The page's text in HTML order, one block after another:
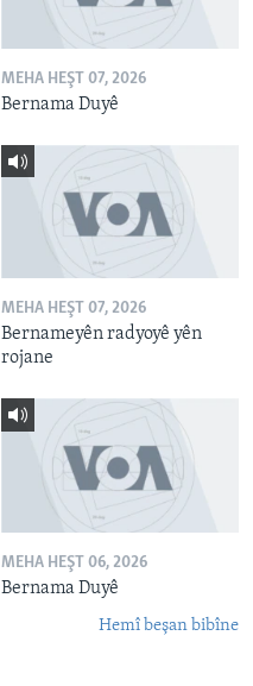
MEHA HEŞT 07, 2026
Bernama Duyê
MEHA HEŞT 07, 2026
Bernameyên radyoyê yên
rojane
MEHA HEŞT 06, 2026
Bernama Duyê
Hemî beşan bibîne